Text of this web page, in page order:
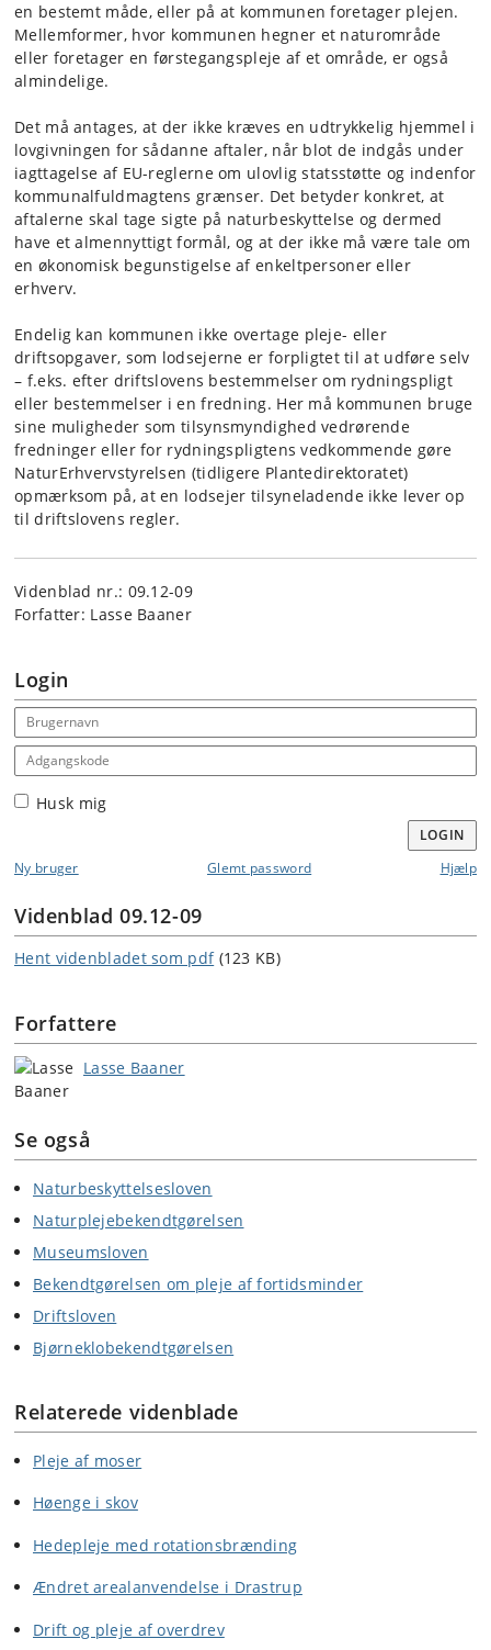
en bestemt måde, eller på at kommunen foretager plejen.
Mellemformer, hvor kommunen hegner et naturområde
eller foretager en førstegangspleje af et område, er også
almindelige.
Det må antages, at der ikke kræves en udtrykkelig hjemmel i
lovgivningen for sådanne aftaler, når blot de indgås under
iagttagelse af EU-reglerne om ulovlig statsstøtte og indenfor
kommunalfuldmagtens grænser. Det betyder konkret, at
aftalerne skal tage sigte på naturbeskyttelse og dermed
have et almennyttigt formål, og at der ikke må være tale om
en økonomisk begunstigelse af enkeltpersoner eller
erhverv.
Endelig kan kommunen ikke overtage pleje- eller
driftsopgaver, som lodsejerne er forpligtet til at udføre selv
– f.eks. efter driftslovens bestemmelser om rydningspligt
eller bestemmelser i en fredning. Her må kommunen bruge
sine muligheder som tilsynsmyndighed vedrørende
fredninger eller for rydningspligtens vedkommende gøre
NaturErhvervstyrelsen (tidligere Plantedirektoratet)
opmærksom på, at en lodsejer tilsyneladende ikke lever op
til driftslovens regler.
Videnblad nr.: 09.12-09
Forfatter: Lasse Baaner
Login
Email address
Adgangskode
Husk mig
LOGIN
Ny bruger
Glemt password Hjælp
Videnblad 09.12-09
Hent videnbladet som pdf (123 KB)
Forfattere
Lasse Baaner
Se også
Naturbeskyttelsesloven
Naturplejebekendtgørelsen
Museumsloven
Bekendtgørelsen om pleje af fortidsminder
Driftsloven
Bjørneklobekendtgørelsen
Relaterede videnblade
Pleje af moser
Høenge i skov
Hedepleje med rotationsbrænding
Ændret arealanvendelse i Drastrup
Drift og pleje af overdrev